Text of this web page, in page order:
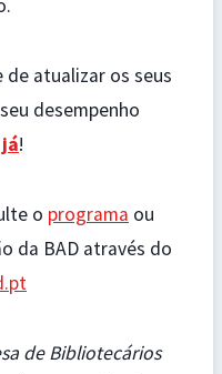
atualizar os seus
desempenho
!
o programa ou
da BAD através do
de Bibliotecários